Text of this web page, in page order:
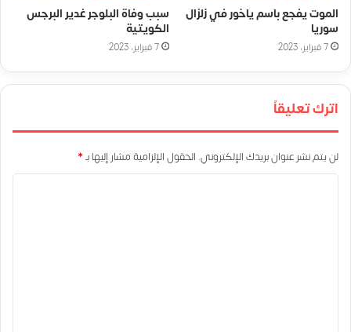
الموت يفجع باسم ياخور في زلزال
سوريا
7 فبراير، 2023
سبب وفاة البلوجر غدير البرجس
الكويتية
7 فبراير، 2023
اترك تعليقاً
لن يتم نشر عنوان بريدك الإلكتروني. الحقول الإلزامية مشار إليها بـ*